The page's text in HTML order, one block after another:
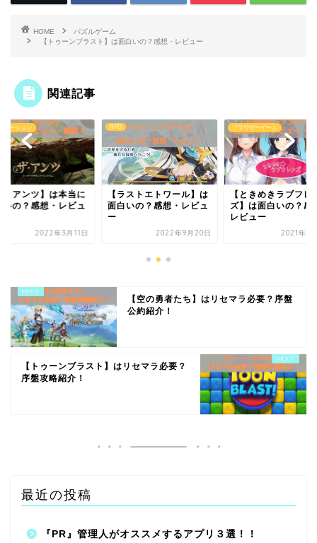
HOME
パズルゲーム
【トゥーンブラスト】は面白いの？感想・レビュー
関連記事
レーション
・アンツ】は本当に
いの？感想・レビュ
2022年3月11日
RPG
【ラストエトワール】は
面白いの？感想・レビュ
ー
2022年9月20日
ブラウザーゲーム
【ときめきラブフレ
ズ】は面白いの？感
レビュー
2021年10
【空の勇者たち】はリセマラ必要？序盤
公約紹介！
【トゥーンブラスト】はリセマラ必要？
序盤攻略紹介！
最近の投稿
『PR』管理人がオススメするアプリ３選！！